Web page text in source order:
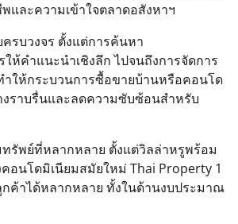
และความเข้าใจตลาดอสังหาฯ
รบวงจร ตั้งแต่การค้นหา
ห้คำแนะนำเชิงลึก ไปจนถึงการจัดการ
ำให้กระบวนการซื้อขายบ้านหรือคอนโด
งราบรื่นและลดความซับซ้อนสำหรับ
รัพย์ที่หลากหลาย ตั้งแต่วิลล่าหรูพร้อม
อนโดมิเนียมสมัยใหม่ Thai Property 1
ค้าได้หลากหลาย ทั้งในด้านงบประมาณ